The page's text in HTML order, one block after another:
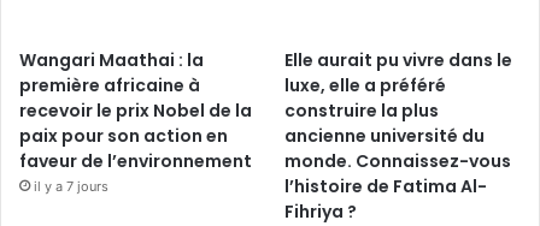
Wangari Maathai : la
première africaine à
recevoir le prix Nobel de la
paix pour son action en
faveur de l’environnement
il y a 7 jours
Elle aurait pu vivre dans le
luxe, elle a préféré
construire la plus
ancienne université du
monde. Connaissez-vous
l’histoire de Fatima Al-
Fihriya ?